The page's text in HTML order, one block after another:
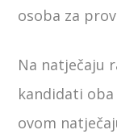
osoba za
Na natječaju
kandidati
ovom